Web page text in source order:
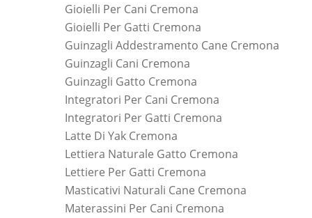
Gioielli Per Cani Cremona
Gioielli Per Gatti Cremona
Guinzagli Addestramento Cane Cremona
Guinzagli Cani Cremona
Guinzagli Gatto Cremona
Integratori Per Cani Cremona
Integratori Per Gatti Cremona
Latte Di Yak Cremona
Lettiera Naturale Gatto Cremona
Lettiere Per Gatti Cremona
Masticativi Naturali Cane Cremona
Materassini Per Cani Cremona